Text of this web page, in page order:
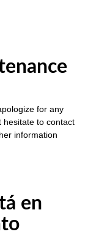
for any
hesitate to contact
information
en